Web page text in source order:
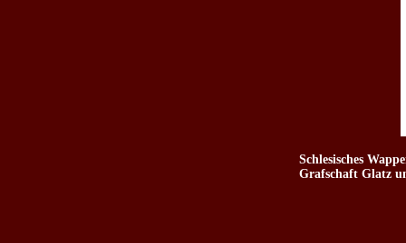
Schlesisches
Grafschaft Glatz